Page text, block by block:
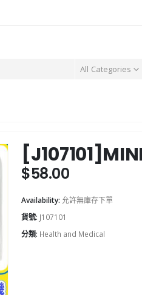
All Categories
$58.00
Availability: 允許無庫存下單
貨號: J107101
分類: Health and Medical